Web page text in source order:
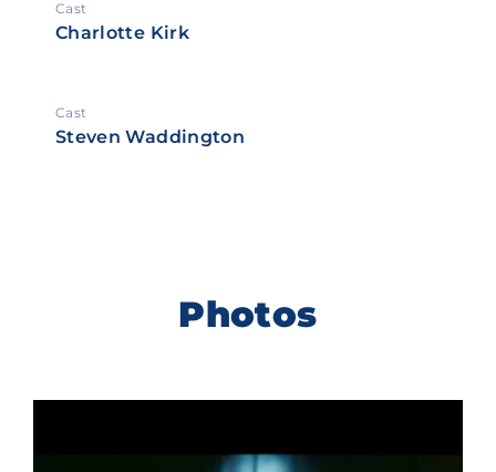
Cast
Charlotte Kirk
Cast
Steven Waddington
Photos